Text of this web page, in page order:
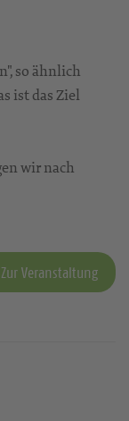
so ähnlich
ist das Ziel
wir nach
Zur Veranstaltung